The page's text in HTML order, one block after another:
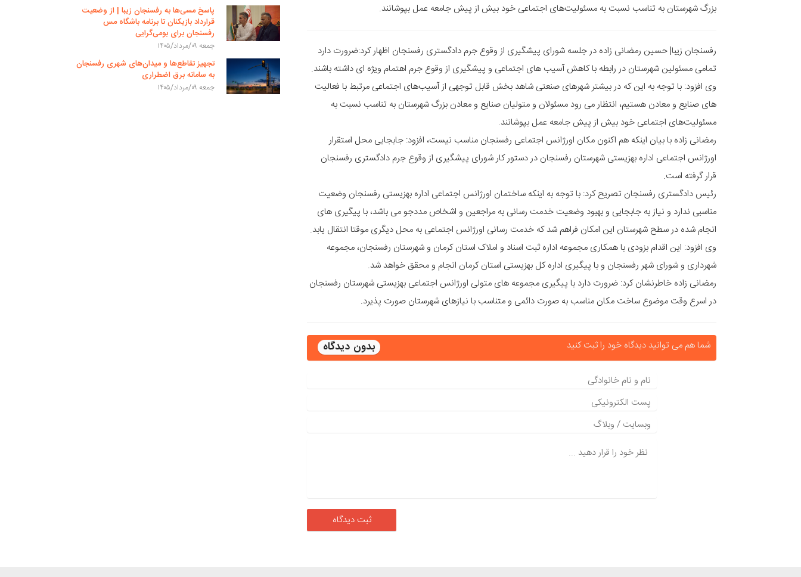
بزرگ شهرستان به تناسب نسبت به مسئولیت‌های اجتماعی خود بیش از پیش جامعه عمل بپوشانند.
رفسنجان زیبا| حسین رمضانی زاده در جلسه شورای پیشگیری از وقوع جرم دادگستری رفسنجان اظهار کرد:ضرورت دارد
تمامی مسئولین شهرستان در رابطه با کاهش آسیب های اجتماعی و پیشگیری از وقوع جرم اهتمام ویژه ای داشته باشند.
وی افزود: با توجه به این که در بیشتر شهرهای صنعتی شاهد بخش قابل توجهی از آسیب‌های اجتماعی مرتبط با فعالیت
های صنایع و معادن هستیم، انتظار می رود مسئولان و متولیان صنایع و معادن بزرگ شهرستان به تناسب نسبت به
مسئولیت‌های اجتماعی خود بیش از پیش جامعه عمل بپوشانند.
رمضانی زاده با بیان اینکه هم اکنون مکان اورژانس اجتماعی رفسنجان مناسب نیست، افزود: جابجایی محل استقرار
اورژانس اجتماعی اداره بهزیستی شهرستان رفسنجان در دستور کار شورای پیشگیری از وقوع جرم دادگستری رفسنجان
قرار گرفته است.
رئیس دادگستری رفسنجان تصریح کرد: با توجه به اینکه ساختمان اورژانس اجتماعی اداره بهزیستی رفسنجان وضعیت
مناسبی ندارد و نیاز به جابجایی و بهبود وضعیت خدمت رسانی به مراجعین و اشخاص مددجو می باشد، با پیگیری های
انجام شده در سطح شهرستان این امکان فراهم شد که خدمت رسانی اورژانس اجتماعی به محل دیگری موقتا انتقال یابد.
وی افزود: این اقدام بزودی با همکاری مجموعه اداره ثبت اسناد و املاک استان کرمان و شهرستان رفسنجان، مجموعه
شهرداری و شورای شهر رفسنجان و با پیگیری اداره کل بهزیستی استان کرمان انجام و محقق خواهد شد.
رمضانی زاده خاطرنشان کرد: ضرورت دارد با پیگیری مجموعه های متولی اورژانس اجتماعی بهزیستی شهرستان رفسنجان
در اسرع وقت موضوع ساخت مکان مناسب به صورت دائمی و متناسب با نیازهای شهرستان صورت پذیرد.
شما هم می توانید دیدگاه خود را ثبت کنید
پاسخ مسی‌ها به رفسنجان زیبا | از وضعیت
قرارداد بازیکنان تا برنامه باشگاه مس
رفسنجان برای بومی‌گرایی
جمعه ۰۹/مرداد/۱۴۰۵
تجهیز تقاطع‌ها و میدان‌های شهری رفسنجان
به سامانه برق اضطراری
جمعه ۰۹/مرداد/۱۴۰۵